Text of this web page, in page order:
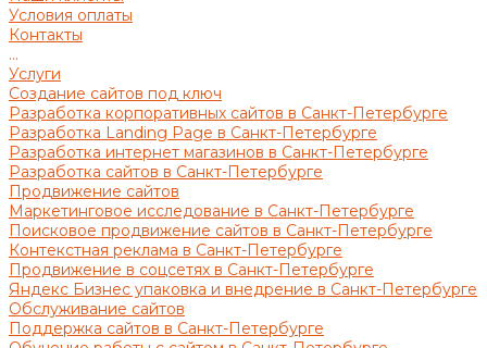
Условия оплаты
Контакты
...
Услуги
Создание сайтов под ключ
Разработка корпоративных сайтов в Санкт-Петербурге
Разработка Landing Page в Санкт-Петербурге
Разработка интернет магазинов в Санкт-Петербурге
Разработка сайтов в Санкт-Петербурге
Продвижение сайтов
Маркетинговое исследование в Санкт-Петербурге
Поисковое продвижение сайтов в Санкт-Петербурге
Контекстная реклама в Санкт-Петербурге
Продвижение в соцсетях в Санкт-Петербурге
Яндекс Бизнес упаковка и внедрение в Санкт-Петербурге
Обслуживание сайтов
Поддержка сайтов в Санкт-Петербурге